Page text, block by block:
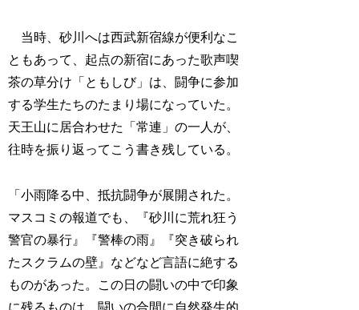
当時、砂川へは西武新宿線が便利なこ
ともあって、起点の新宿にあった歌声喫
茶の草分け「ともしび」は、闘争に参加
する学生たちのたまり場になっていた。
天王山に居合わせた「常連」の一人が、
往時を振り返ってこう書き残している。
「小雨降る中、抵抗闘争が展開された。
マスコミの報道でも、『砂川に荒れ狂う
警官の暴行』『警棒の雨』『突き破られ
たスクラムの壁』などなど言語に絶する
ものがあった。この日の闘いの中で印象
に残るものは、闘いの合間に自然発生的